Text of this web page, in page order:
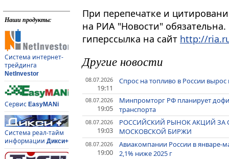
Наши продукты:
Система интернет-
трейдинга
NetInvestor
Сервис EasyMANi
Система реал-тайм
информации Дикси+
При перепечатке и
на РИА "Новости"
гиперссылка на сайт http://
Другие новости
08.07.2026
19:11
Спрос на топливо в России
08.07.2026
19:05
Минпромторг РФ планирует
транспорта
08.07.2026
19:03
РОССИЙСКИЙ РЫНОК АКЦИЙ ЗА
МОСКОВСКОЙ БИРЖИ
08.07.2026
19:00
Авиакомпании России в январе-
2,1% ниже 2025 г